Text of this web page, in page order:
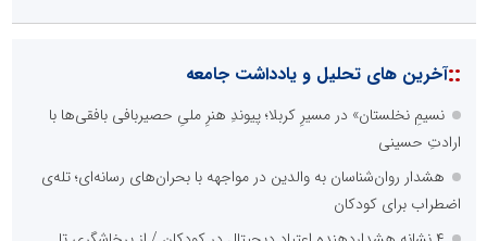
هزینه های بالای ارتباط با رسانه ها
عدم داشتن ایده در ارائه خدمات رسانه ای
عدم اعتبار ویژه به محتواهای خبری
محدودیت در انتشار محتوا